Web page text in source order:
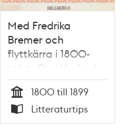
Med Fredrika
Bremer och
flyttkärra i 1800-
talets Stockholm /
Bengt Järbe
Tid
1800 till 1899
Typ
Litteraturtips